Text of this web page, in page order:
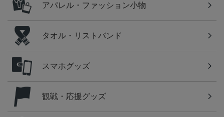
アパレル・ファッション小物
タオル・リストバンド
スマホグッズ
観戦・応援グッズ